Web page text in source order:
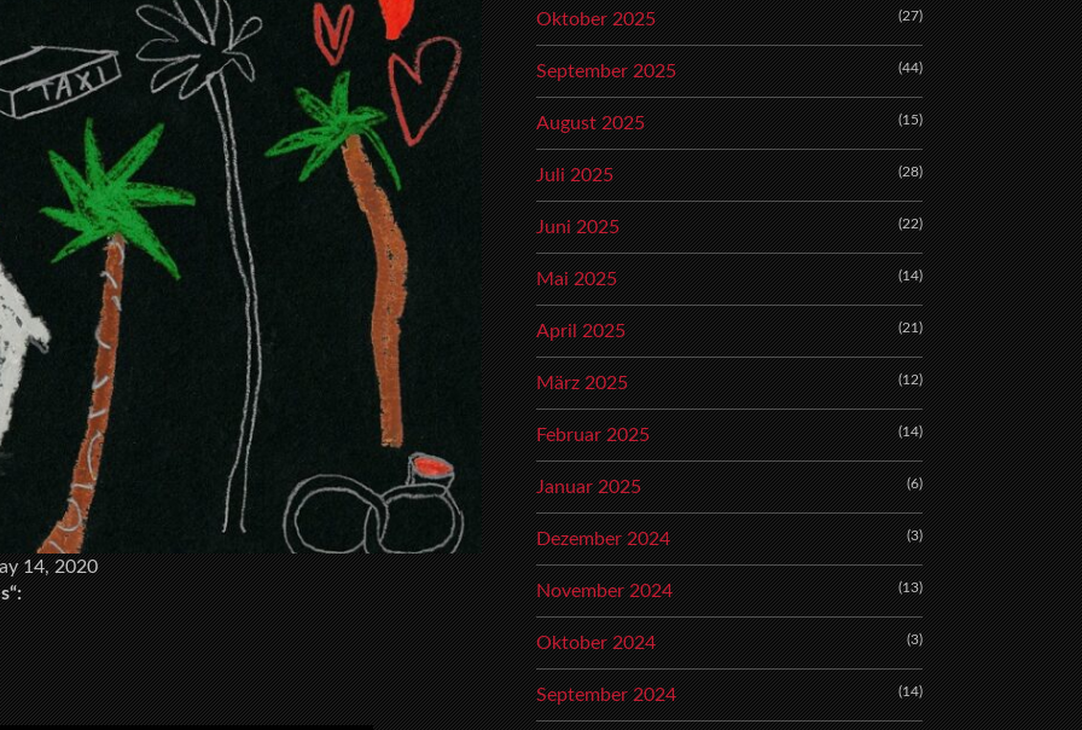
14, 2020
Oktober 2025 (27)
September 2025 (44)
August 2025 (15)
Juli 2025 (28)
Juni 2025 (22)
Mai 2025 (14)
April 2025 (21)
März 2025 (12)
Februar 2025 (14)
Januar 2025 (6)
Dezember 2024 (3)
November 2024 (13)
Oktober 2024 (3)
September 2024 (14)